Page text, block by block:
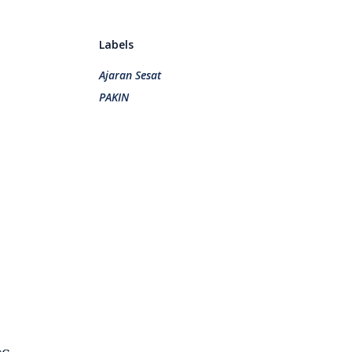
Labels
Ajaran Sesat
PAKIN